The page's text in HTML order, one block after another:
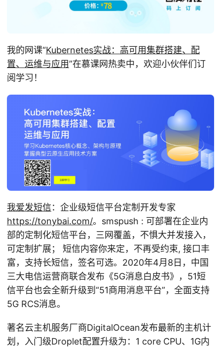
我的网课“Kubernetes实战：高可用集群搭建、配
置、运维与应用”在慕课网热卖中，欢迎小伙伴们订
阅学习！
我爱发短信：企业级短信平台定制开发专家
https://tonybai.com/。smspush : 可部署在企业内
部的定制化短信平台，三网覆盖，不惧大并发接入，
可定制扩展； 短信内容你来定，不再受约束, 接口丰
富，支持长短信，签名可选。2020年4月8日，中国
三大电信运营商联合发布《5G消息白皮书》，51短
信平台也会全新升级到“51商用消息平台”，全面支持
5G RCS消息。
著名云主机服务厂商DigitalOcean发布最新的主机计
划，入门级Droplet配置升级为：1 core CPU、1G内